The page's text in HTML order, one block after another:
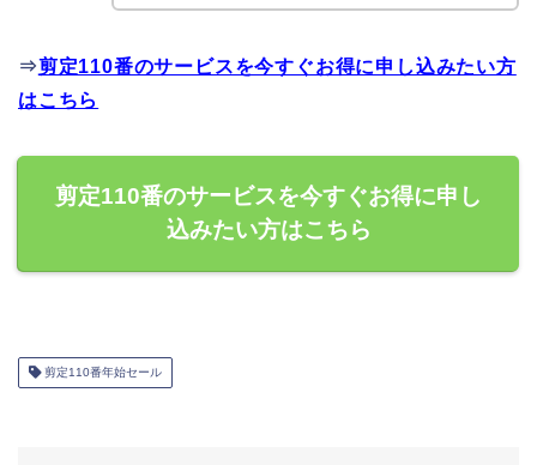
⇒剪定110番のサービスを今すぐお得に申し込みたい方
はこちら
剪定110番のサービスを今すぐお得に申し
込みたい方はこちら
剪定110番年始セール